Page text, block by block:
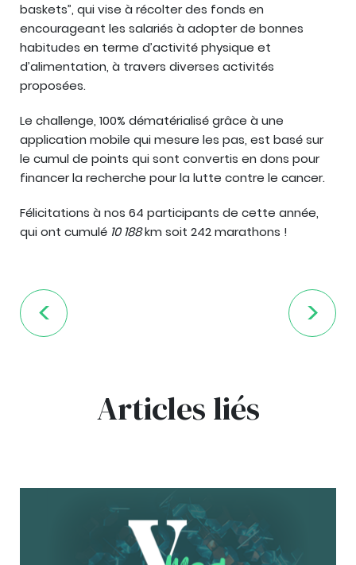
baskets”, qui vise à récolter des fonds en
encourageant les salariés à adopter de bonnes
habitudes en terme d’activité physique et
d’alimentation, à travers diverses activités
proposées.
Le challenge, 100% dématérialisé grâce à une
application mobile qui mesure les pas, est basé sur
le cumul de points qui sont convertis en dons pour
financer la recherche pour la lutte contre le cancer.
Félicitations à nos 64 participants de cette année,
qui ont cumulé 10 188km soit 242 marathons !
Articles liés